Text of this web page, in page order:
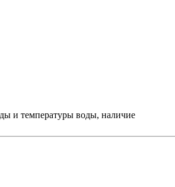
и температуры воды, наличие